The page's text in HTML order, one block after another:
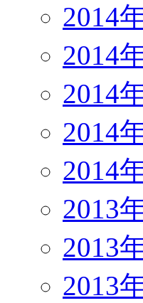
2014
2014
2014
2014
2014
2013
2013
2013